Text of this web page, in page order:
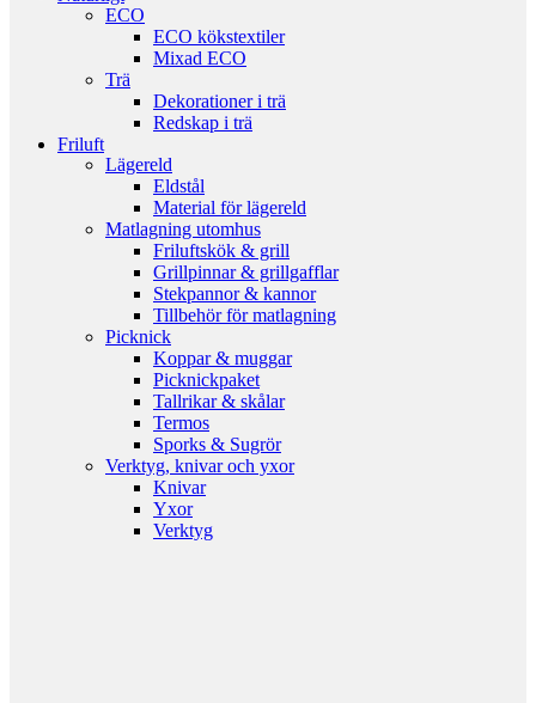
ECO
ECO kökstextiler
Mixad ECO
Trä
Dekorationer i trä
Redskap i trä
Friluft
Lägereld
Eldstål
Material för lägereld
Matlagning utomhus
Friluftskök & grill
Grillpinnar & grillgafflar
Stekpannor & kannor
Tillbehör för matlagning
Picknick
Koppar & muggar
Picknickpaket
Tallrikar & skålar
Termos
Sporks & Sugrör
Verktyg, knivar och yxor
Knivar
Yxor
Verktyg